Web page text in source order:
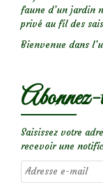
faune d’un jardin
privé au fil des
Bienvenue dans
Abonnez-
Saisissez votre
recevoir une
Adresse
e-